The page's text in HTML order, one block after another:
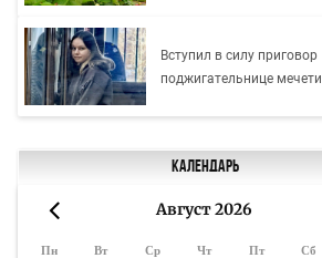
Вступил в силу приговор
поджигательнице
Календарь
Август 2026
Пн Вт Ср Чт Пт Сб